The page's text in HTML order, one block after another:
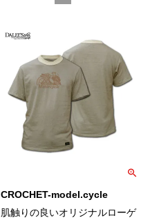
CROCHET-model.cycle
肌触りの良いオリジナルローゲ